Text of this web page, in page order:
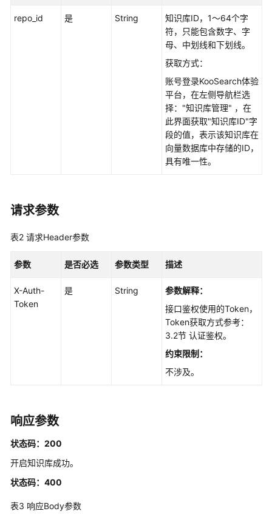
践
览
如
API
知
识
管
理
创
repo_id 是 String
知识库ID，1～64个字
符，只能包含数字、字
母、中划线和下划线。
获取方式：
账号登录KooSearch体验
平台，在左侧导航栏选
择："知识库管理" ，在
此界面获取"知识库ID"字
段的值，表示该知识库在
向量数据库中存储的ID，
具有唯一性。
请求参数
表2 请求Header参数
参数 是否必选 参数类型 描述
X-Auth-
Token
是 String
参数解释：
接口鉴权使用的Token，
Token获取方式参考：
3.2节 认证鉴权。
约束限制：
不涉及。
响应参数
状态码：200
开启知识库成功。
状态码：400
表3 响应Body参数